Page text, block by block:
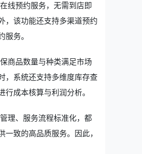
线预约服务，无需到店即
，该功能还支持多渠道预约
务。
商品数量与种类满足市场
，系统还支持多维度库存查
成本核算与利润分析。
理、服务流程标准化，都
致的高品质服务。因此，